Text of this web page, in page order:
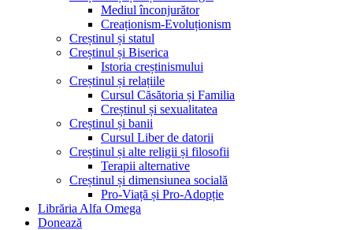
Mediul înconjurător
Creaționism-Evoluționism
Creștinul și statul
Creștinul și Biserica
Istoria creștinismului
Creștinul și relațiile
Cursul Căsătoria și Familia
Creștinul și sexualitatea
Creștinul și banii
Cursul Liber de datorii
Creștinul și alte religii și filosofii
Terapii alternative
Creștinul și dimensiunea socială
Pro-Viață și Pro-Adopție
Librăria Alfa Omega
Donează